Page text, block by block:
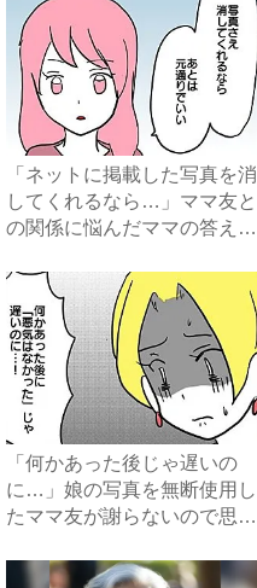
「ネットに掲載した写真を消
してくれるなら…」ママ友と
の関係に悩んだママの答え
「何かあった後じゃ遅いの
に…」娘の写真を無断使用し
たママ友が謝らないので思わ